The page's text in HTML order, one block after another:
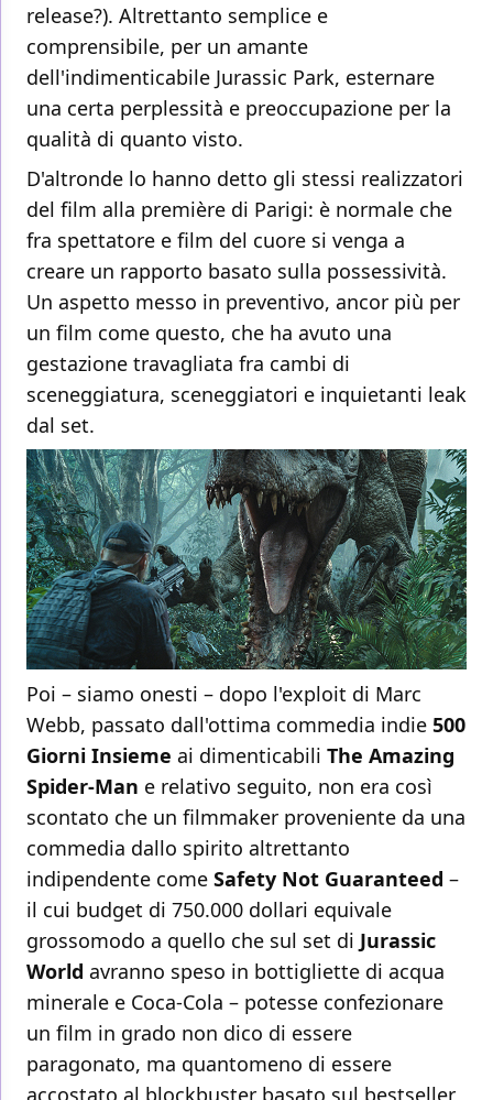
release?). Altrettanto semplice e
comprensibile, per un amante
dell'indimenticabile Jurassic Park, esternare
una certa perplessità e preoccupazione per la
qualità di quanto visto.
D'altronde lo hanno detto gli stessi realizzatori
del film alla première di Parigi: è normale che
fra spettatore e film del cuore si venga a
creare un rapporto basato sulla possessività.
Un aspetto messo in preventivo, ancor più per
un film come questo, che ha avuto una
gestazione travagliata fra cambi di
sceneggiatura, sceneggiatori e inquietanti leak
dal set.
Poi – siamo onesti – dopo l'exploit di Marc
Webb, passato dall'ottima commedia indie 500
Giorni Insieme ai dimenticabili The Amazing
Spider-Man e relativo seguito, non era così
scontato che un filmmaker proveniente da una
commedia dallo spirito altrettanto
indipendente come Safety Not Guaranteed –
il cui budget di 750.000 dollari equivale
grossomodo a quello che sul set di Jurassic
World avranno speso in bottigliette di acqua
minerale e Coca-Cola – potesse confezionare
un film in grado non dico di essere
paragonato, ma quantomeno di essere